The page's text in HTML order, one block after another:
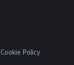
Cookie Policy